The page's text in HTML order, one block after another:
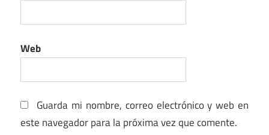
Web
Guarda mi nombre, correo electrónico y web en
este navegador para la próxima vez que comente.